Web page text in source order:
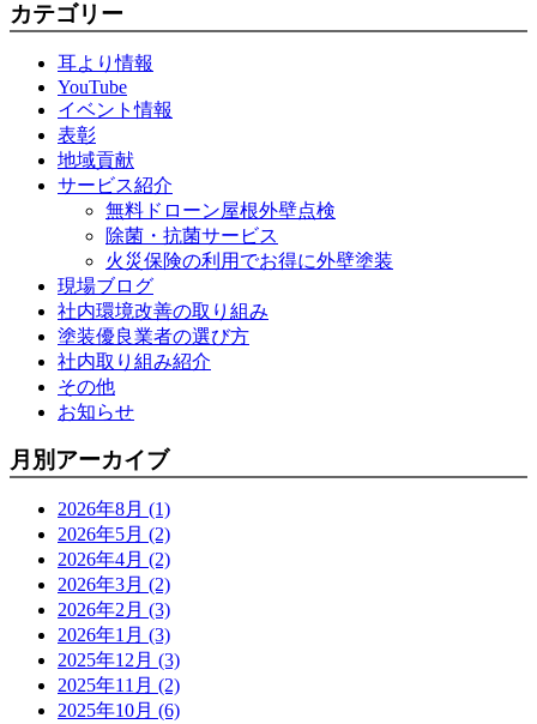
カテゴリー
耳より情報
YouTube
イベント情報
表彰
地域貢献
サービス紹介
無料ドローン屋根外壁点検
除菌・抗菌サービス
火災保険の利用でお得に外壁塗装
現場ブログ
社内環境改善の取り組み
塗装優良業者の選び方
社内取り組み紹介
その他
お知らせ
月別アーカイブ
2026年8月 (1)
2026年5月 (2)
2026年4月 (2)
2026年3月 (2)
2026年2月 (3)
2026年1月 (3)
2025年12月 (3)
2025年11月 (2)
2025年10月 (6)